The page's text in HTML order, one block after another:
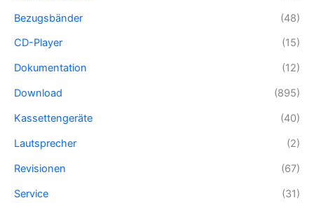
Bezugsbänder
(48)
CD-Player
(15)
Dokumentation
(12)
Download
(895)
Kassettengeräte
(40)
Lautsprecher
(2)
Revisionen
(67)
Service
(31)